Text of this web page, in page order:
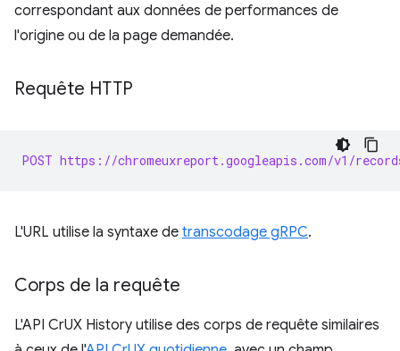
correspondant aux données de performances de
l'origine ou de la page demandée.
Requête HTTP
POST https://chromeuxreport.googleapis.com/v1/
L'URL utilise la syntaxe de transcodage gRPC.
Corps de la requête
L'API CrUX History utilise des corps de requête similaires